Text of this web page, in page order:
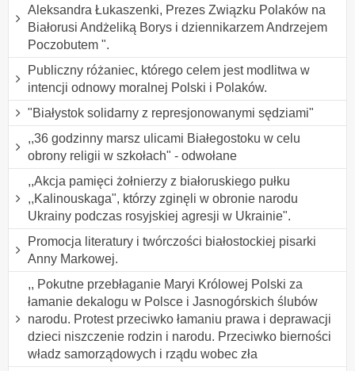
Aleksandra Łukaszenki, Prezes Związku Polaków na
Białorusi Andżeliką Borys i dziennikarzem Andrzejem
Poczobutem ".
Publiczny różaniec, którego celem jest modlitwa w
intencji odnowy moralnej Polski i Polaków.
"Białystok solidarny z represjonowanymi sędziami"
,,36 godzinny marsz ulicami Białegostoku w celu
obrony religii w szkołach" - odwołane
,,Akcja pamięci żołnierzy z białoruskiego pułku
,,Kalinouskaga", którzy zginęli w obronie narodu
Ukrainy podczas rosyjskiej agresji w Ukrainie".
Promocja literatury i twórczości białostockiej pisarki
Anny Markowej.
,, Pokutne przebłaganie Maryi Królowej Polski za
łamanie dekalogu w Polsce i Jasnogórskich ślubów
narodu. Protest przeciwko łamaniu prawa i deprawacji
dzieci niszczenie rodzin i narodu. Przeciwko bierności
władz samorządowych i rządu wobec zła